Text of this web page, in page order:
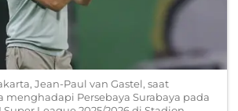
Jean-Paul van Gastel, saat
Persebaya Surabaya pada